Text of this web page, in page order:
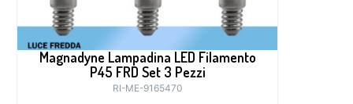
Magnadyne Lampadina LED Filamento
P45 FRD Set 3 Pezzi
RI-ME-9165470